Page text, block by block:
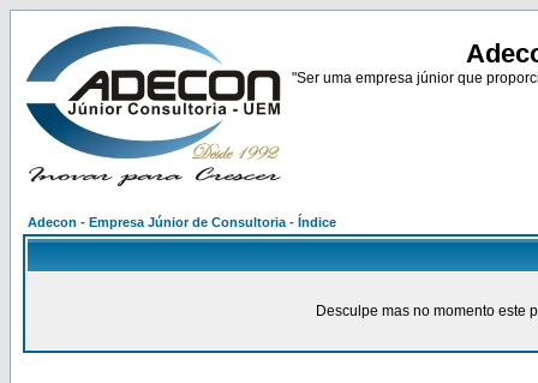
"Ser uma empresa júnior que
Adecon - Empresa Júnior de Consultoria - Índice
Desculpe mas no momento este